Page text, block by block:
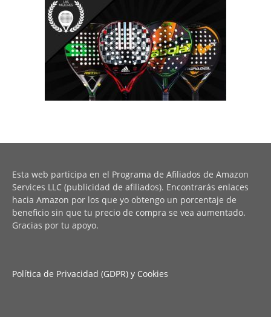
Esta web participa en el Programa de Afiliados de Amazon
Services LLC (publicidad de afiliados). Encontrarás enlaces
hacia Amazon por los que yo obtengo un porcentaje de
beneficio sin que tu precio de compra se vea aumentado.
Gracias por tu apoyo.
Política de Privacidad (GDPR) y Cookies